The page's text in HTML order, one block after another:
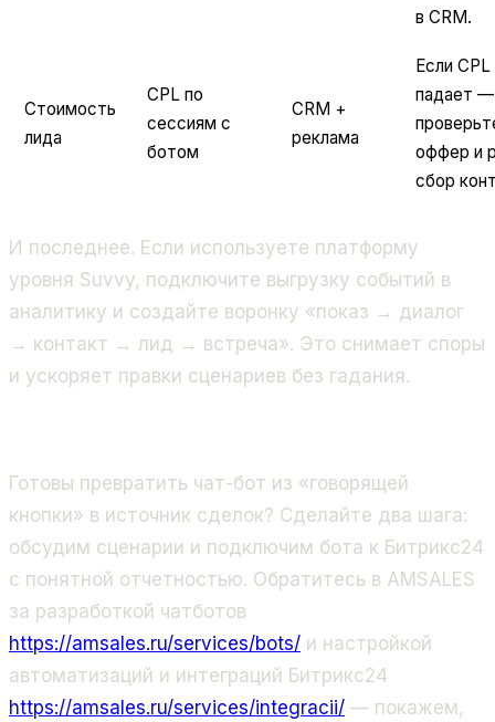
в CRM.
Стоимость
лида
CPL по
сессиям с
ботом
CRM +
реклама
Если CPL
падает —
оффер и
сбор
И последнее. Если используете платформу
уровня Suvvy, подключите выгрузку событий в
аналитику и создайте воронку «показ → диалог
→ контакт → лид → встреча». Это снимает споры
и ускоряет правки сценариев без гадания.
Готовы превратить чат-бот из «говорящей
кнопки» в источник сделок? Сделайте два шага:
обсудим сценарии и подключим бота к Битрикс24
с понятной отчетностью. Обратитесь в AMSALES
за разработкой чатботов
https://amsales.ru/services/bots/ и настройкой
автоматизаций и интеграций Битрикс24
https://amsales.ru/services/integracii/ — покажем,